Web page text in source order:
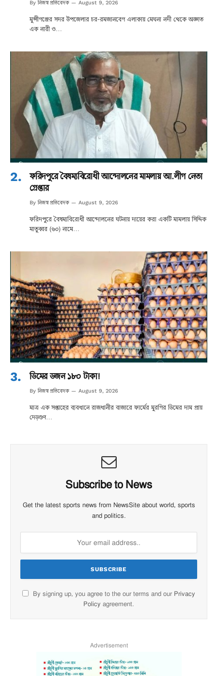
By নিজস্ব প্রতিবেদক August 9, 2026
মুন্সীগঞ্জের সদর উপজেলার চর-রমজানবেগ এলাকায় মেঘনা নদী থেকে অজ্ঞাত
এক নারী ও…
ফরিদপুরে বৈষম্যবিরোধী আন্দোলনের মামলায় আ.লীগ নেতা
গ্রেপ্তার
By নিজস্ব প্রতিবেদক August 9, 2026
ফরিদপুরে বৈষম্যবিরোধী আন্দোলনের ঘটনায় দায়ের করা একটি মামলায় সিদ্দিক
মাতুব্বর (৬০) নামে…
ডিমের ডজন ১৮০ টাকা!
By নিজস্ব প্রতিবেদক August 9, 2026
মাত্র এক সপ্তাহের ব্যবধানে রাজধানীর বাজারে ফার্মের মুরগির ডিমের দাম প্রায়
দেড়গুণ…
Subscribe to News
Get the latest sports news from NewsSite about world, sports
and politics.
By signing up, you agree to the our terms and our Privacy
Policy agreement.
Advertisement